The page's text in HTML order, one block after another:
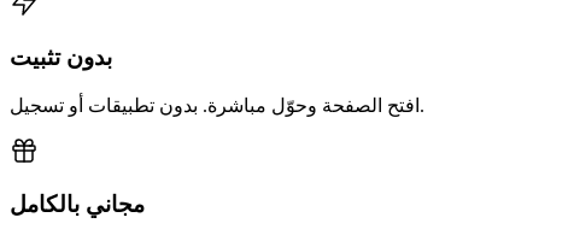
بدون تثبيت
افتح الصفحة وحوّل مباشرة. بدون تطبيقات أو تسجيل.
مجاني بالكامل